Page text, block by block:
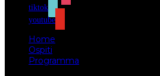
tiktok
youtube
Home
Ospiti
Programma